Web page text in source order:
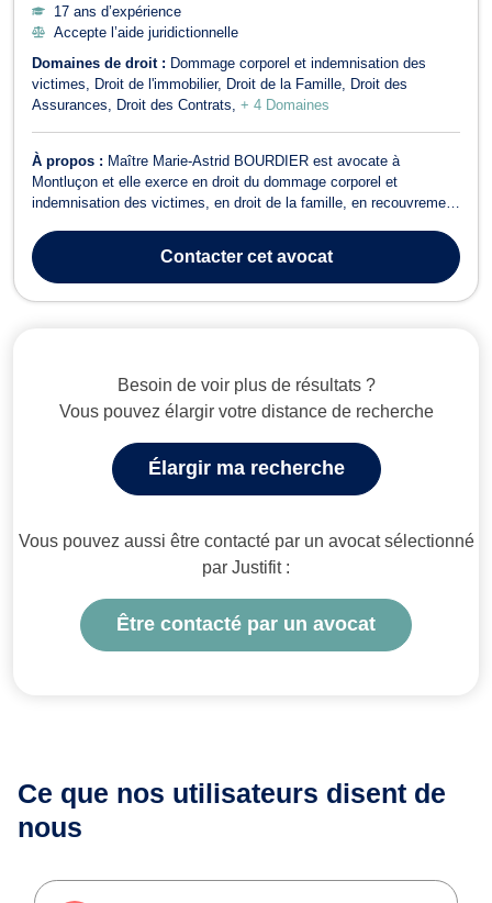
17 ans d’expérience
Accepte l’aide juridictionnelle
Domaines de droit : Dommage corporel et indemnisation des
victimes
Droit de l'immobilier Droit de la Famille
Droit des
Assurances
Droit des Contrats + 4 Domaines
À propos : Maître Marie-Astrid BOURDIER est avocate à
Montluçon et elle exerce en droit du dommage corporel et
indemnisation des victimes, en droit de la famille, en recouvrement
l’immobilier, en droit du travail, et en droit des assurances. Comme
Maître Marie-Astrid BOURDIER po...
Contactercet avocat
Besoin de voir plus de résultats ?
Vous pouvez élargir votre distance de recherche
Élargir ma recherche
Vous pouvez aussi être contacté par un avocat sélectionné
par Justifit :
Être contacté par un avocat
Ce que nos utilisateurs disent de
nous